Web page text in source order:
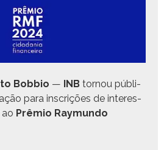
Bob­bio — INB tornou públi­
para inscrições de inter­es­
Prêmio Ray­mun­do